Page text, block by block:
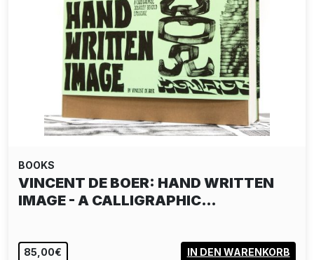
BOOKS
VINCENT DE BOER: HAND WRITTEN
IMAGE - A CALLIGRAPHIC…
85,00€ IN DEN WARENKORB